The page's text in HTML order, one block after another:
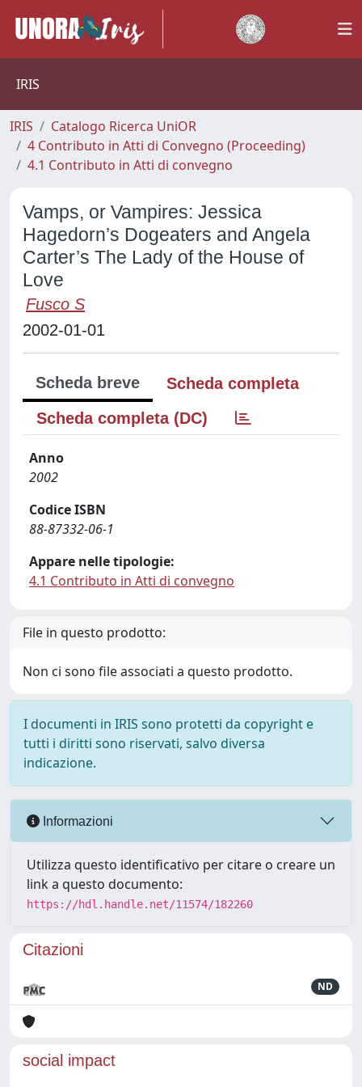
IRIS
IRIS
Catalogo Ricerca UniOR
4 Contributo in Atti di Convegno (Proceeding)
4.1 Contributo in Atti di convegno
Vamps, or Vampires: Jessica
Hagedorn’s Dogeaters and Angela
Carter’s The Lady of the House of
Love
Fusco S
2002-01-01
Scheda breve
Scheda completa
Scheda completa (DC)
Anno
2002
Codice ISBN
88-87332-06-1
Appare nelle tipologie:
4.1 Contributo in Atti di convegno
File in questo prodotto:
Non ci sono file associati a questo prodotto.
I documenti in IRIS sono protetti da copyright e
tutti i diritti sono riservati, salvo diversa
indicazione.
Informazioni
Utilizza questo identificativo per citare o creare un
link a questo documento:
https://hdl.handle.net/11574/182260
Citazioni
ND
social impact